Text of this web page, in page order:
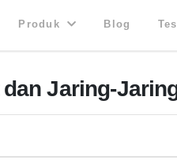
Produk Blog
Jaring-